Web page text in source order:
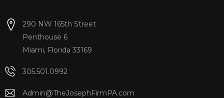
290 NW 165th Street
Penthouse 6
Miami, Florida 33169
305.501.0992
Admin@TheJosephFirmPA.com